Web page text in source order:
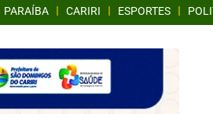
PARAÍBA CARIRI ESPORTES